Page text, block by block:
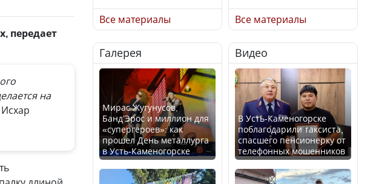
передает
на
Как легко найти свой
участок для голосования?
Минтруда назвало
отрасли с самыми
высокими зарплатными
Все материалы
В РФ вынесен заочный
приговор по уголовному
делу об убийстве Игоря
Талькова
В России введены
дополнительные
ограничения для
Все материалы
Галерея
Мирас Жугунусов,
Банд’Эрос и миллион для
«супергероев»: как
прошел День металлурга
в Усть-Каменогорске
Видео
В Усть-Каменогорске
поблагодарили таксиста,
спасшего пенсионерку от
телефонных мошенников